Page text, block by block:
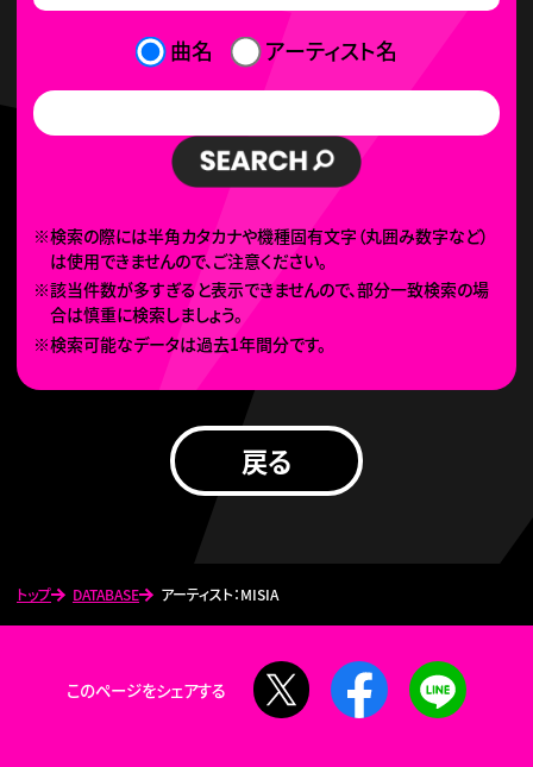
トップ DATABASE アーティスト：MISIA
曲名 アーティスト名
※検索の際には半角カタカナや機種固有文字（丸囲み数字など）
は使用できませんので、ご注意ください。
※該当件数が多すぎると表示できませんので、部分一致検索の場
合は慎重に検索しましょう。
※検索可能なデータは過去1年間分です。
戻る
このページをシェアする
Facebook